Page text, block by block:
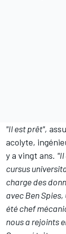
"Il est prêt",
acolyte,
y a vingt ans.
cursus
charge des
avec Ben
été chef
nous a rejoints